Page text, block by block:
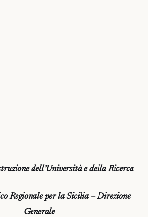
dell’Università e della Ricerca
Regionale per la Sicilia – Direzione
Generale